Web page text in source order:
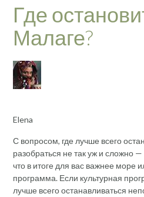
Где
Малаге?
Elena
С вопросом, где лучше всего
разобраться не так уж и сложно
что в итоге для вас важнее море
программа. Если культурная
лучше всего останавливаться